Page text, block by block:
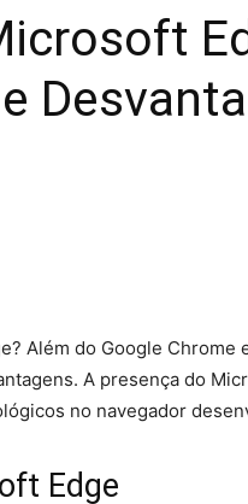
Além do Google Chrome
A presença do
no navegador
Edge